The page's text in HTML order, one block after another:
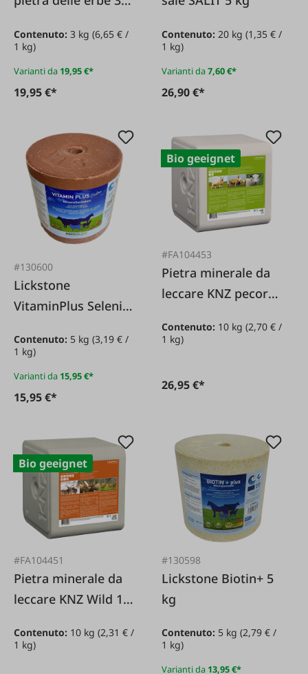
Contenuto: 3 kg (6,65 € /
1 kg)
Varianti da 19,95 €*
19,95 €*
Contenuto: 20 kg(1,35 € /
1 kg)
Varianti da7,60 €*
26,90 €*
#130600
Lickstone
VitaminPlus Selenio
Contenuto: 5 kg (3,19 € /
1 kg)
Varianti da 15,95 €*
15,95 €*
Bio geeignet
#FA104453
Pietra minerale da
leccare KNZ pecora
Contenuto: 10 kg(2,70 € /
1 kg)
26,95 €*
Bio geeignet
#FA104451
Pietra minerale da
leccare KNZ Wild 10
Contenuto: 10 kg (2,31 € /
1 kg)
#130598
Lickstone Biotin+ 5
kg
Contenuto: 5 kg(2,79 € /
1 kg)
Varianti da 13,95 €*